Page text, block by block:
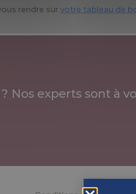
rendre sur votre tableau de
Nos experts sont à